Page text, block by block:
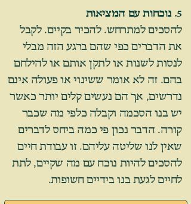
5. נוכחות עם המציאות
להסכים למתרחש. להכיר בקיים. לקבל
את הדברים כפי שהם ברגע הזה מבלי
לנסות לשנות או לתקן אותם או להילחם
בהם. זה לא אומר ששינוי או פעולה אינם
נדרשים, אך הם נעשים קלים יותר כאשר
יש בנו הסכמה וקבלה כלפי מה שכבר
קורה. הדבר נכון פי כמה ביחס לדברים
שאין לנו שליטה עליהם. זו עבודת חיים
להסכים להיות נוכח עם מה שקיים, לתת
לחיים לגעת בנו בידיים חשופות.